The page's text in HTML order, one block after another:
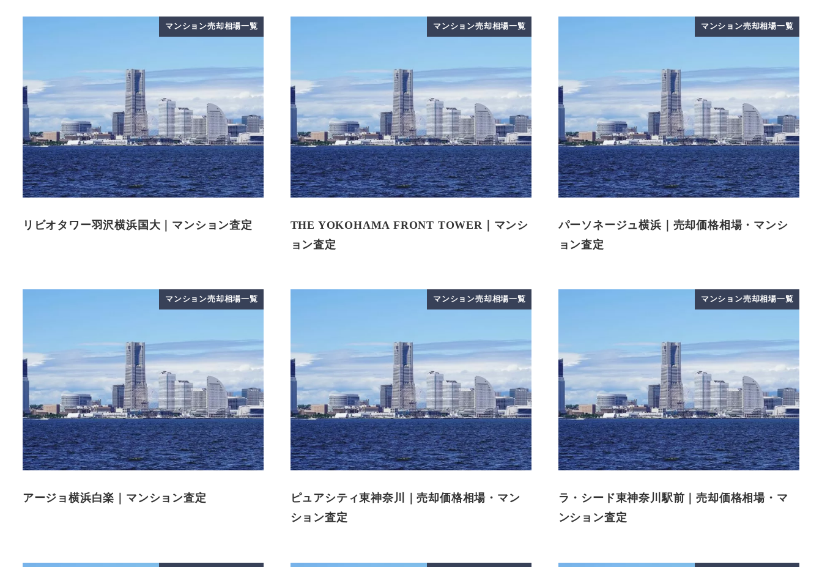
マンション売却相場一覧
リビオタワー羽沢横浜国大｜マンション査定
マンション売却相場一覧
THE YOKOHAMA FRONT TOWER｜マンシ
ョン査定
マンション売却相場一覧
パーソネージュ横浜｜売却価格相場・マンシ
ョン査定
マンション売却相場一覧
アージョ横浜白楽｜マンション査定
マンション売却相場一覧
ピュアシティ東神奈川｜売却価格相場・マン
ション査定
マンション売却相場一覧
ラ・シード東神奈川駅前｜売却価格相場・マ
ンション査定